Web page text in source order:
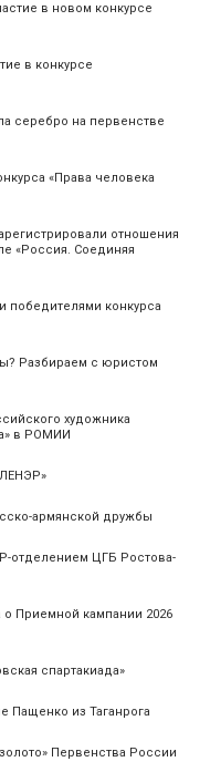
в новом конкурсе
в конкурсе
серебро на первенстве
«Права человека
отношения
«Россия. Соединяя
победителями конкурса
Разбираем с юристом
художника
в РОМИИ
армянской дружбы
отделением ЦГБ Ростова-
Приемной кампании 2026
спартакиада»
Пащенко из Таганрога
Первенства России